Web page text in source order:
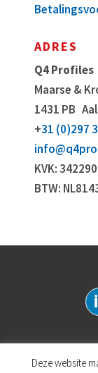
ADRES
Q4 Profiles
Maarse &
1431 PB
+31 (0)297
KVK:
BTW:
Deze website